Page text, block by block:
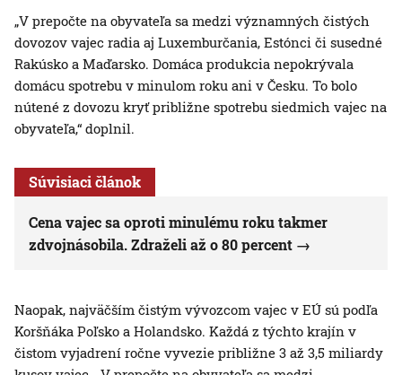
„V prepočte na obyvateľa sa medzi významných čistých
dovozov vajec radia aj Luxemburčania, Estónci či susedné
Rakúsko a Maďarsko. Domáca produkcia nepokrývala
domácu spotrebu v minulom roku ani v Česku. To bolo
nútené z dovozu kryť približne spotrebu siedmich vajec na
obyvateľa,“ doplnil.
Súvisiaci článok
Cena vajec sa oproti minulému roku takmer
zdvojnásobila. Zdraželi až o 80 percent
Naopak, najväčším čistým vývozcom vajec v EÚ sú podľa
Koršňáka Poľsko a Holandsko. Každá z týchto krajín v
čistom vyjadrení ročne vyvezie približne 3 až 3,5 miliardy